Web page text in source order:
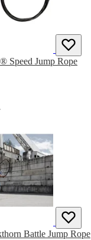
Speed Jump Rope
Battle Jump Rope